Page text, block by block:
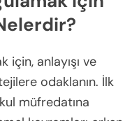
bir azalma ile
“Financial Peace
%40’lık bir
finansal eğitimin
olarak sahip